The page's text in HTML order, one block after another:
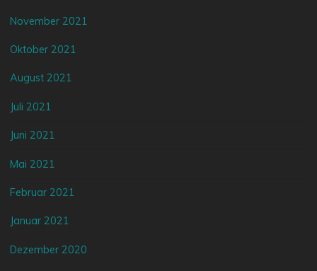
November 2021
Oktober 2021
August 2021
Juli 2021
Juni 2021
Mai 2021
Februar 2021
Januar 2021
Dezember 2020